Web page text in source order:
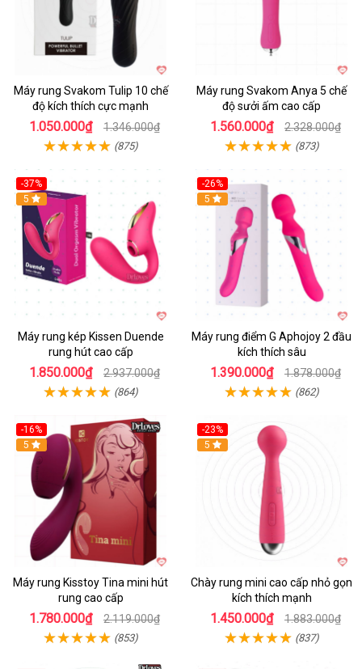
Máy rung Svakom Tulip 10 chế
độ kích thích cực mạnh
1.050.000₫ 1.346.000₫
(875)
Máy rung Svakom Anya 5 chế
độ sưởi ấm cao cấp
1.560.000₫ 2.328.000₫
(873)
-37%
Hot
5
Máy rung kép Kissen Duende
rung hút cao cấp
1.850.000₫ 2.937.000₫
(864)
-26%
Hot
5
Máy rung điểm G Aphojoy 2 đầu
kích thích sâu
1.390.000₫ 1.878.000₫
(862)
-16%
Hot
5
Máy rung Kisstoy Tina mini hút
rung cao cấp
1.780.000₫ 2.119.000₫
(853)
-23%
Hot
5
Chày rung mini cao cấp nhỏ gọn
kích thích mạnh
1.450.000₫ 1.883.000₫
(837)